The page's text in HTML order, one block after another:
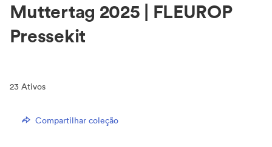
Muttertag 2025 | FLEUROP
Pressekit
23 Ativos
Compartilhar coleção